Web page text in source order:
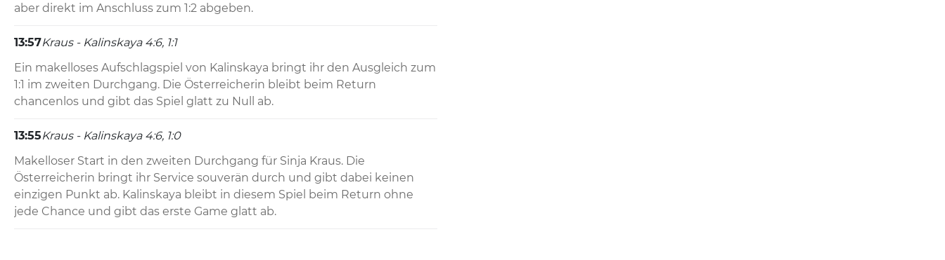
aber direkt im Anschluss zum 1:2 abgeben.
13:57Kraus - Kalinskaya 4:6, 1:1
Ein makelloses Aufschlagspiel von Kalinskaya bringt ihr den Ausgleich zum
1:1 im zweiten Durchgang. Die Österreicherin bleibt beim Return
chancenlos und gibt das Spiel glatt zu Null ab.
13:55Kraus - Kalinskaya 4:6, 1:0
Makelloser Start in den zweiten Durchgang für Sinja Kraus. Die
Österreicherin bringt ihr Service souverän durch und gibt dabei keinen
einzigen Punkt ab. Kalinskaya bleibt in diesem Spiel beim Return ohne
jede Chance und gibt das erste Game glatt ab.